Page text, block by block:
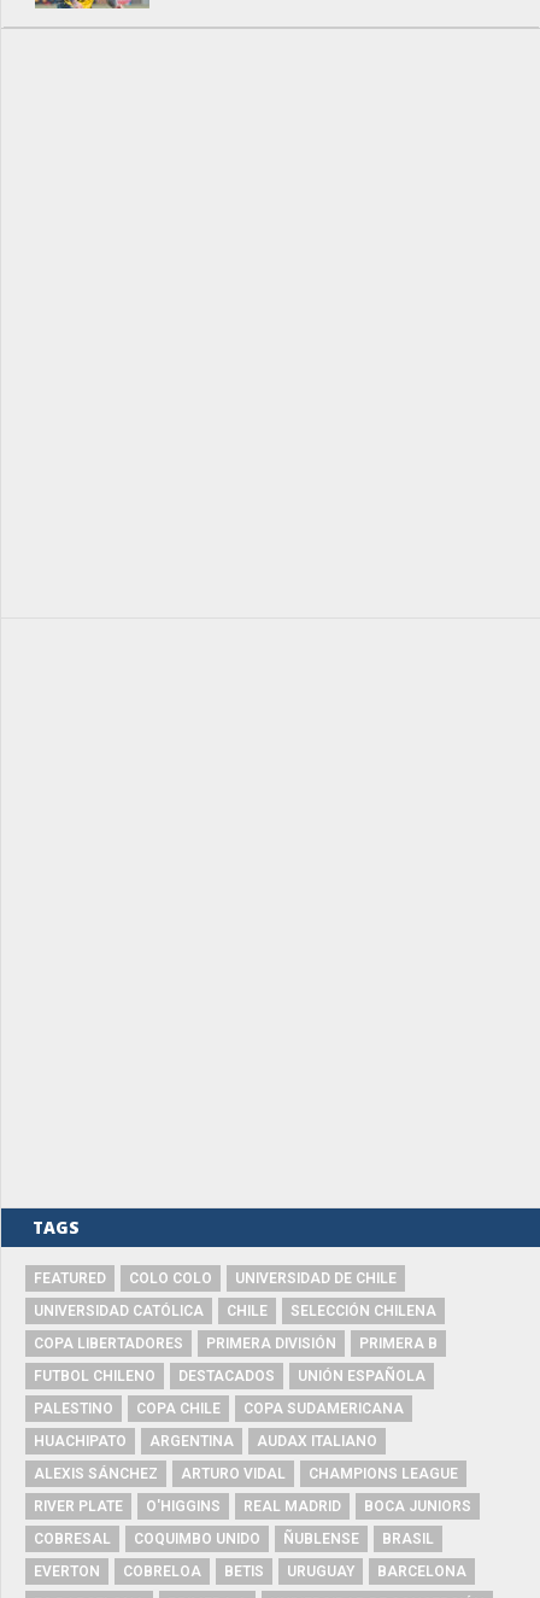
TAGS
FEATURED COLO COLO
UNIVERSIDAD DE CHILE
UNIVERSIDAD CATÓLICA
CHILE
SELECCIÓN CHILENA
COPA LIBERTADORES
PRIMERA DIVISIÓN
PRIMERA B
FUTBOL CHILENO
DESTACADOS
UNIÓN ESPAÑOLA
PALESTINO
COPA CHILE
COPA SUDAMERICANA
HUACHIPATO
ARGENTINA
AUDAX ITALIANO
ALEXIS SÁNCHEZ
ARTURO VIDAL
CHAMPIONS LEAGUE
RIVER PLATE
O'HIGGINS REAL MADRID
BOCA JUNIORS
COBRESAL
COQUIMBO UNIDO ÑUBLENSE
BRASIL
EVERTON
COBRELOA BETIS URUGUAY
BARCELONA